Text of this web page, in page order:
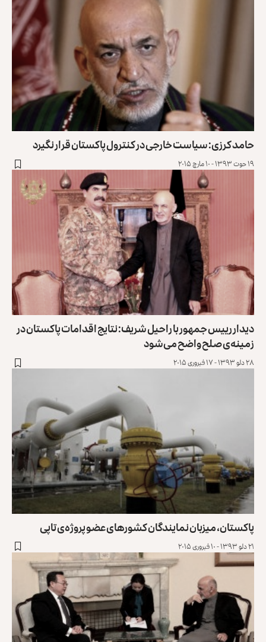
حامد کرزی: سیاست خارجی در کنترول پاکستان قرار نگیرد
۱۹ حوت ۱۳۹۳ - ۱۰ مارچ ۲۰۱۵
دیدار رییس جمهور با راحیل شریف: نتایج اقدامات پاکستان در
زمینه‌ی صلح واضح می‌شود
۲۸ دلو ۱۳۹۳ - ۱۷ فبروری ۲۰۱۵
پاکستان، میزبان نمایندگان کشورهای عضو پروژه‌ی تاپی
۲۱ دلو ۱۳۹۳ - ۱۰ فبروری ۲۰۱۵